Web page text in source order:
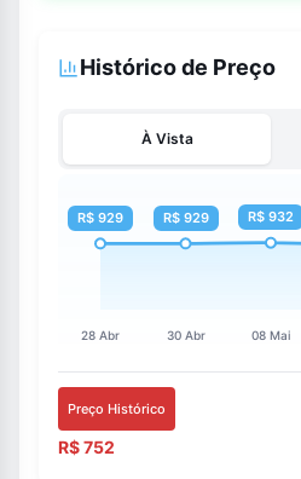
Histórico de Preço
À Vista
Preço Histórico
R$ 752